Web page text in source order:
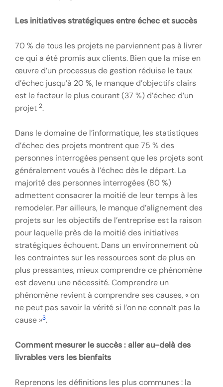
Les initiatives stratégiques entre échec et succès
70 % de tous les projets ne parviennent pas à livrer
ce qui a été promis aux clients. Bien que la mise en
œuvre d’un processus de gestion réduise le taux
d’échec jusqu’à 20 %, le manque d’objectifs clairs
est le facteur le plus courant (37 %) d’échec d’un
projet 2.
Dans le domaine de l’informatique, les statistiques
d’échec des projets montrent que 75 % des
personnes interrogées pensent que les projets sont
généralement voués à l’échec dès le départ. La
majorité des personnes interrogées (80 %)
admettent consacrer la moitié de leur temps à les
remodeler. Par ailleurs, le manque d’alignement des
projets sur les objectifs de l’entreprise est la raison
pour laquelle près de la moitié des initiatives
stratégiques échouent. Dans un environnement où
les contraintes sur les ressources sont de plus en
plus pressantes, mieux comprendre ce phénomène
est devenu une nécessité. Comprendre un
phénomène revient à comprendre ses causes, « on
ne peut pas savoir la vérité si l’on ne connaît pas la
cause »3.
Comment mesurer le succès : aller au-delà des
livrables vers les bienfaits
Reprenons les définitions les plus communes : la